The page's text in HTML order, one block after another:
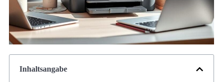
Inhaltsangabe